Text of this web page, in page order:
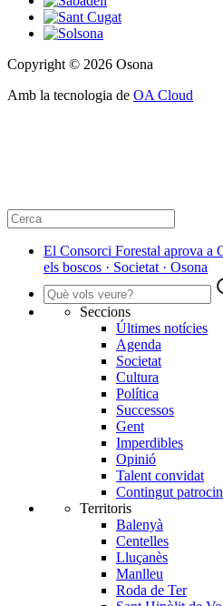
Copyright © 2026 Osona
Amb la tecnologia de OA Cloud
El Consorci Forestal aprova a
els boscos · Societat · Osona
Seccions
Últimes notícies
Agenda
Societat
Cultura
Política
Successos
Gent
Imperdibles
Opinió
Talent convidat
Contingut
Territoris
Balenyà
Centelles
Lluçanès
Manlleu
Roda de Ter